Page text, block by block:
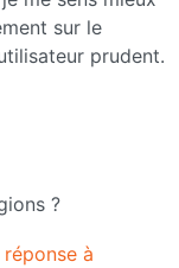
sur le
prudent.
?
à